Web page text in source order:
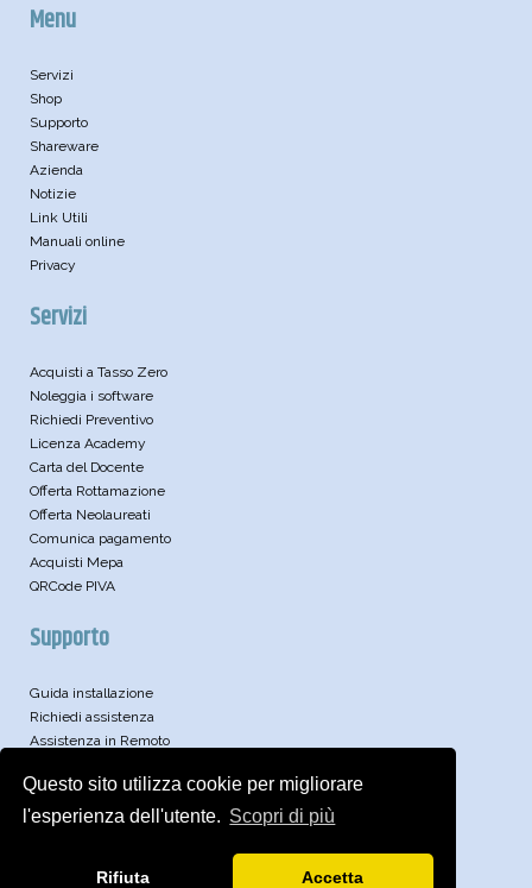
Questo sito utilizza cookie per migliorare
l'esperienza dell'utente. Scopri di più
Rifiuta Accetta
Menu
Servizi
Shop
Supporto
Shareware
Azienda
Notizie
Link Utili
Manuali online
Privacy
Servizi
Acquisti a Tasso Zero
Noleggia i software
Richiedi Preventivo
Licenza Academy
Carta del Docente
Offerta Rottamazione
Offerta Neolaureati
Comunica pagamento
Acquisti Mepa
QRCode PIVA
Supporto
Guida installazione
Richiedi assistenza
Assistenza in Remoto
Video
Articoli Tecnici
Archivio News